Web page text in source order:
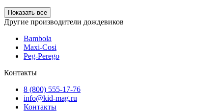
Показать все
Другие производители дождевиков
Bambola
Maxi-Cosi
Peg-Perego
Контакты
8 (800) 555-17-76
info@kid-mag.ru
Контакты